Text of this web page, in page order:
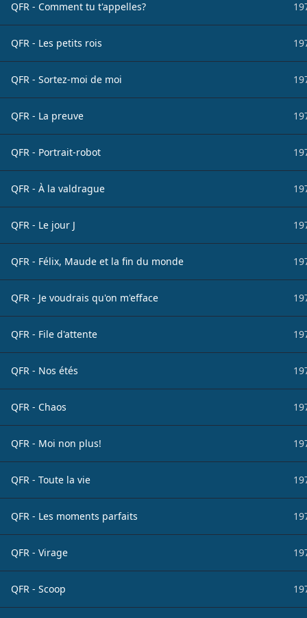
QFR - Comment tu t'appelles?
QFR - Les petits rois
QFR - Sortez-moi de moi
QFR - La preuve
QFR - Portrait-robot
QFR - À la valdrague
QFR - Le jour J
QFR - Félix, Maude et la fin du monde
QFR - Je voudrais qu'on m'efface
QFR - File d'attente
QFR - Nos étés
QFR - Chaos
QFR - Moi non plus!
QFR - Toute la vie
QFR - Les moments parfaits
QFR - Virage
QFR - Scoop